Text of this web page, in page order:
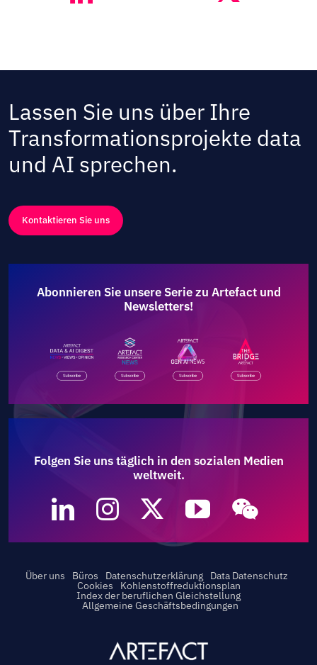
Lassen Sie uns über Ihre
Transformationsprojekte data
und AI sprechen.
Kontaktieren Sie uns
Abonnieren Sie unsere Serie zu Artefact und
Newsletters!
Folgen Sie uns täglich in den sozialen Medien
weltweit.
Über uns Büros Datenschutzerklärung Data Datenschutz
Cookies Kohlenstoffreduktionsplan
Index der beruflichen Gleichstellung
Allgemeine Geschäftsbedingungen